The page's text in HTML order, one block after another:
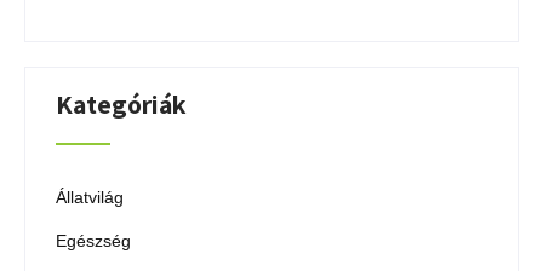
Kategóriák
Állatvilág
Egészség